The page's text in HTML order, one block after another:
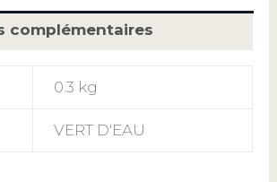
complémentaires
0.3 kg
VERT D'EAU